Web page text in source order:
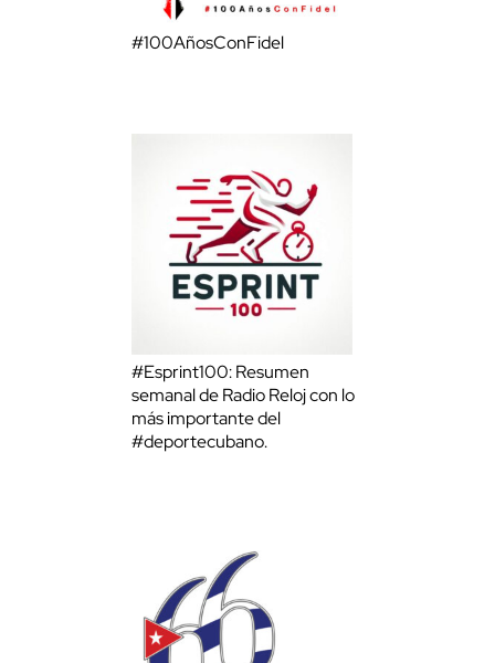
#100AñosConFidel
#Esprint100: Resumen
semanal de Radio Reloj con lo
más importante del
#deportecubano.